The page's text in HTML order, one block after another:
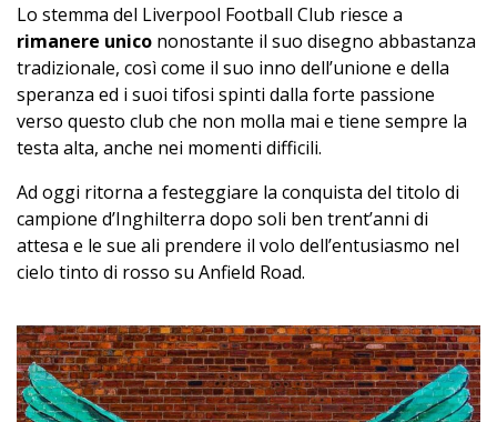
Lo stemma del Liverpool Football Club riesce a
rimanere unico nonostante il suo disegno abbastanza
tradizionale, così come il suo inno dell’unione e della
speranza ed i suoi tifosi spinti dalla forte passione
verso questo club che non molla mai e tiene sempre la
testa alta, anche nei momenti difficili.
Ad oggi ritorna a festeggiare la conquista del titolo di
campione d’Inghilterra dopo soli ben trent’anni di
attesa e le sue ali prendere il volo dell’entusiasmo nel
cielo tinto di rosso su Anfield Road.